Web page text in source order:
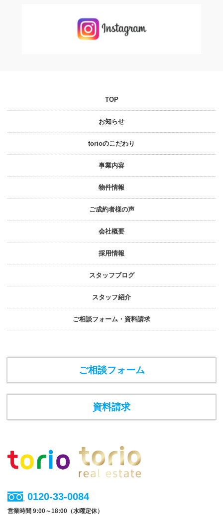
TOP
お知らせ
torioのこだわり
事業内容
物件情報
ご成約者様の声
会社概要
採⽤情報
スタッフブログ
スタッフ紹介
ご相談フォーム・資料請求
ご相談フォーム
資料請求
0120-33-0084
営業時間 9:00～18:00（水曜定休）